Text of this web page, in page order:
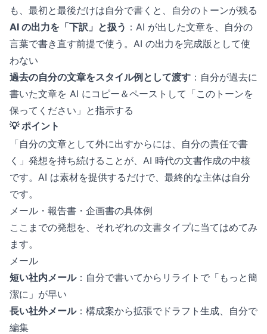
も、最初と最後だけは自分で書くと、自分のトーンが残る
AI の出力を「下訳」と扱う ：AI が出した文章を、自分の
言葉で書き直す前提で使う。AI の出力を完成版として使
わない
過去の自分の文章をスタイル例として渡す ：自分が過去に
書いた文章を AI にコピー＆ペーストして「このトーンを
保ってください」と指示する
💡 ポイント
「自分の文章として外に出すからには、自分の責任で書
く」発想を持ち続けることが、AI 時代の文書作成の中核
です。AI は素材を提供するだけで、最終的な主体は自分
です。
メール・報告書・企画書の具体例
ここまでの発想を、それぞれの文書タイプに当てはめてみ
ます。
メール
短い社内メール：自分で書いてからリライトで「もっと簡
潔に」が早い
長い社外メール：構成案から拡張でドラフト生成、自分で
編集